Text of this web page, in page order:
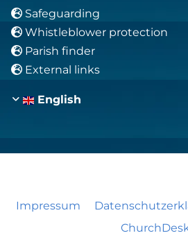
 Safeguarding
 Whistleblower protection
 Parish finder
 External links
English
Impressum